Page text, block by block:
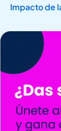
Impacto de